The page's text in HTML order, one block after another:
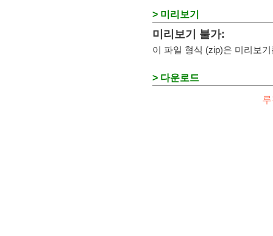
> 미리보기
미리보기 불가:
이 파일 형식 (zip)은 미리보
> 다운로드